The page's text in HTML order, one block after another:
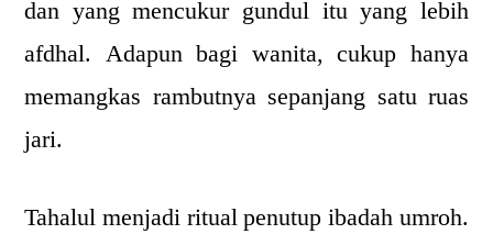
dan yang mencukur gundul itu yang lebih
afdhal. Adapun bagi wanita, cukup hanya
memangkas rambutnya sepanjang satu ruas
jari.
Tahalul menjadi ritual penutup ibadah umroh.